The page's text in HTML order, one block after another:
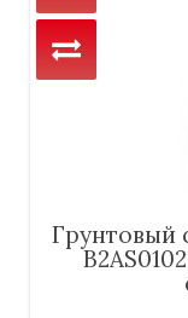
Грунтовый